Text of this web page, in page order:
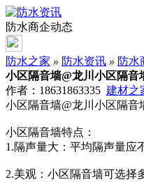
防水商企动态
防水之家 » 防水资讯 » 防水
小区隔音墙@龙川小区隔音
作者：18631863335 建材之
小区隔音墙@龙川小区隔音
小区隔音墙特点：
1.隔声量大：平均隔声量应
2.美观：小区隔音墙可选择